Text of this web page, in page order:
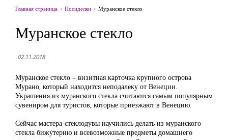
Главная страница Посиделки Муранское стекло
Муранское стекло
02.11.2018
Муранское стекло – визитная карточка крупного острова
Мурано, который находится неподалеку от Венеции.
Украшения из муранского стекла считаются самым популярным
сувениром для туристов, которые приезжают в Венецию.
Сейчас мастера-стеклодувы научились делать из муранского
стекла бижутерию и всевозможные предметы домашнего